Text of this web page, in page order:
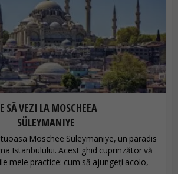
SĂ VEZI LA MOSCHEEA
SÜLEYMANIYE
Moschee Süleymaniye, un paradis
Istanbulului. Acest ghid cuprinzător vă
mele practice: cum să ajungeți acolo,